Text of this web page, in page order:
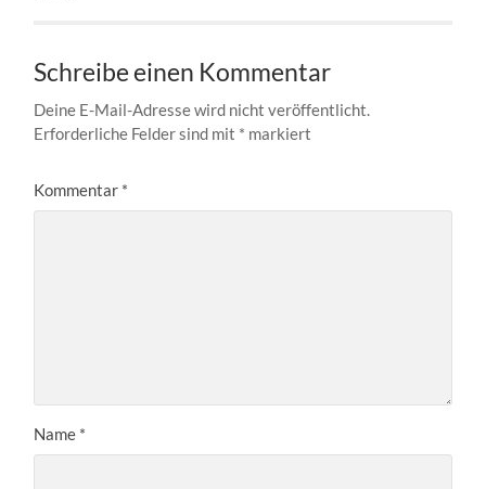
Schreibe einen Kommentar
Deine E-Mail-Adresse wird nicht veröffentlicht.
Erforderliche Felder sind mit * markiert
Kommentar *
Name *